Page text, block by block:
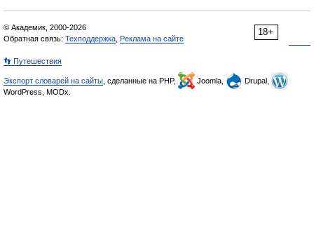
18+
© Академик, 2000-2026
Обратная связь: Техподдержка Реклама на сайте
👣 Путешествия
Экспорт словарей на сайты , сделанные на PHP, Joomla,
Drupal,
WordPress, MODx.